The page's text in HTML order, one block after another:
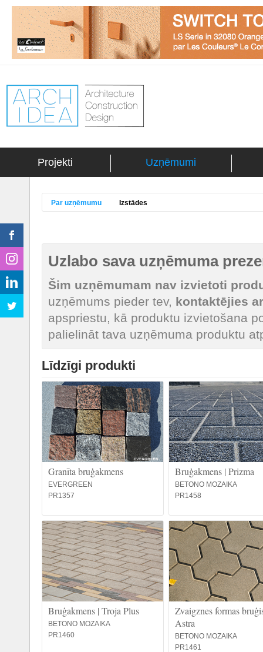
Projekti Uzņēmumi
Par uzņēmumu Izstādes
Uzlabo sava uzņēmuma
Šim uzņēmumam nav izvietoti
uzņēmums pieder tev, kontaktējies
apspriestu, kā produktu izvietošana
palielināt tava uzņēmuma produktu
Līdzīgi produkti
Granīta bruģakmens
EVERGREEN
PR1357
Bruģakmens | Prizma
BETONO MOZAIKA
PR1458
Bruģakmens | Troja Plus
BETONO MOZAIKA
PR1460
Zvaigznes formas
Astra
BETONO MOZAIKA
PR1461